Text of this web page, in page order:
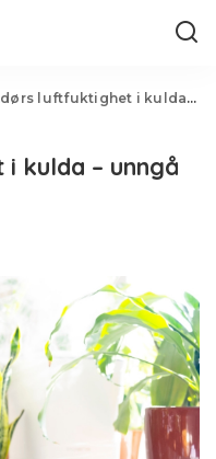
i kulda – unngå tørr hud og sår hals
kulda – unngå